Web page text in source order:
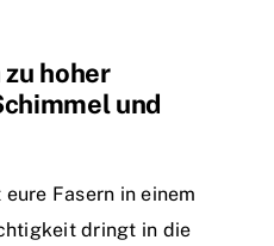
hoher
und
Fasern in einem
dringt in die